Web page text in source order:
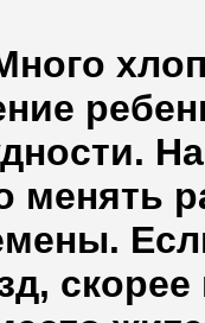
менять